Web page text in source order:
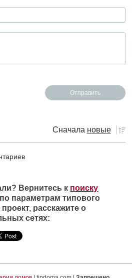
Сначала новые
Вернитесь к поиску
по параметрам типового
расскажите о
сетях: